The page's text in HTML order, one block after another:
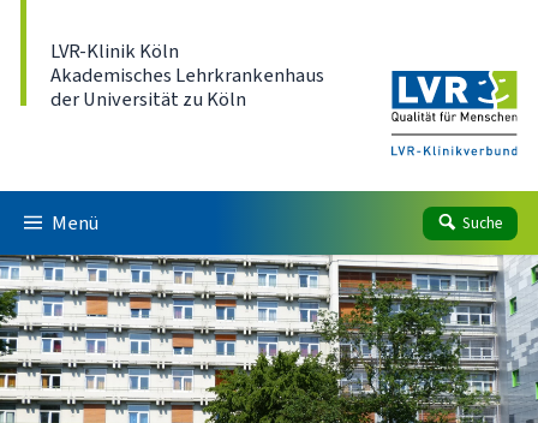
LVR-Klinik Köln
Akademisches Lehrkrankenhaus
der Universität zu Köln
Menü Suche